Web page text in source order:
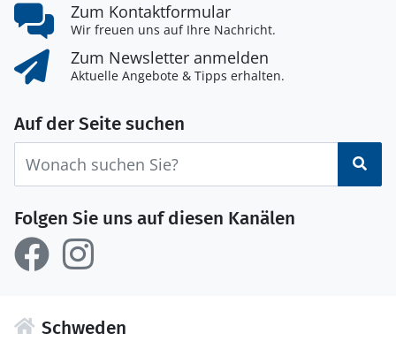
Zum Kontaktformular
Wir freuen uns auf Ihre Nachricht.
Zum Newsletter anmelden
Aktuelle Angebote & Tipps erhalten.
Auf der Seite suchen
Folgen Sie uns auf diesen Kanälen
Schweden